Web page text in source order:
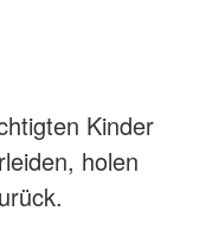
Kinder
holen